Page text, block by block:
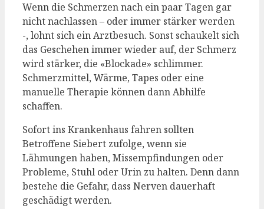
Wenn die Schmerzen nach ein paar Tagen gar
nicht nachlassen – oder immer stärker werden
-, lohnt sich ein Arztbesuch. Sonst schaukelt sich
das Geschehen immer wieder auf, der Schmerz
wird stärker, die «Blockade» schlimmer.
Schmerzmittel, Wärme, Tapes oder eine
manuelle Therapie können dann Abhilfe
schaffen.
Sofort ins Krankenhaus fahren sollten
Betroffene Siebert zufolge, wenn sie
Lähmungen haben, Missempfindungen oder
Probleme, Stuhl oder Urin zu halten. Denn dann
bestehe die Gefahr, dass Nerven dauerhaft
geschädigt werden.